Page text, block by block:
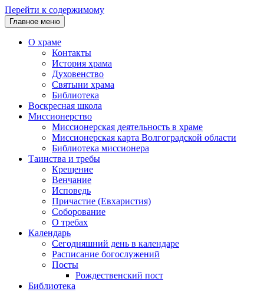
Перейти к содержимому
Главное меню
О храме
Контакты
История храма
Духовенство
Святыни храма
Библиотека
Воскресная школа
Миссионерство
Миссионерская деятельность в храме
Миссионерская карта Волгоградской области
Библиотека миссионера
Таинства и требы
Крещение
Венчание
Исповедь
Причастие (Евхаристия)
Соборование
О требах
Календарь
Сегодняшний день в календаре
Расписание богослужений
Посты
Рождественский пост
Библиотека